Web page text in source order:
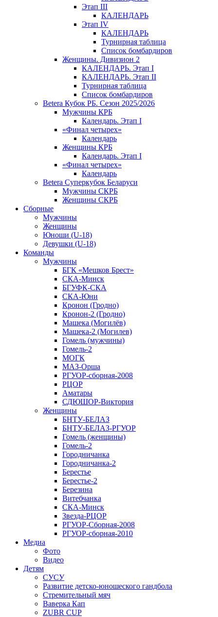
Этап III
КАЛЕНДАРЬ
Этап IV
КАЛЕНДАРЬ
Турнирная таблица
Список бомбардиров
Женщины. Дивизион 2
КАЛЕНДАРЬ. Этап I
КАЛЕНДАРЬ. Этап II
Турнирная таблица
Список бомбардиров
Betera Кубок РБ. Сезон 2025/2026
Мужчины КРБ
Календарь. Этап I
«Финал четырех»
Календарь
Женщины КРБ
Календарь. Этап I
«Финал четырех»
Календарь
Betera Суперкубок Беларуси
Мужчины СКРБ
Женщины СКРБ
Сборные
Мужчины
Женщины
Юноши (U-18)
Девушки (U-18)
Команды
Мужчины
БГК «Мешков Брест»
СКА-Минск
БГУФК-СКА
СКА-Юни
Кронон (Гродно)
Кронон-2 (Гродно)
Машека (Могилёв)
Машека-2 (Могилев)
Гомель (мужчины)
Гомель-2
МОГК
МАЗ-Орша
РГУОР-сборная-2008
РЦОР
Аматары
СДЮШОР-Виктория
Женщины
БНТУ-БЕЛАЗ
БНТУ-БЕЛАЗ-РГУОР
Гомель (женщины)
Гомель-2
Городничанка
Городничанка-2
Берестье
Берестье-2
Березина
Витебчанка
СКА-Минск
Звезда-РЦОР
РГУОР-Сборная-2008
РГУОР-сборная-2010
Медиа
Фото
Видео
Детям
СУСУ
Развитие детско-юношеского гандбола
Стремительный мяч
Ваверка Кап
ZUBR CUP